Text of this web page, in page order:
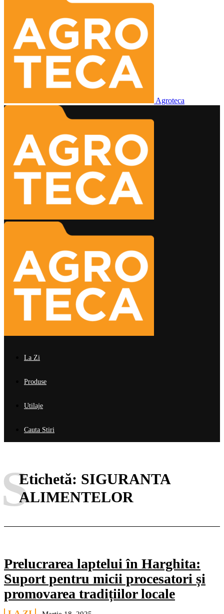
Agroteca
La Zi
Produse
Utilaje
Cauta Stiri
Etichetă: SIGURANTA
ALIMENTELOR
S
Prelucrarea laptelui în Harghita:
Suport pentru micii procesatori și
promovarea tradițiilor locale